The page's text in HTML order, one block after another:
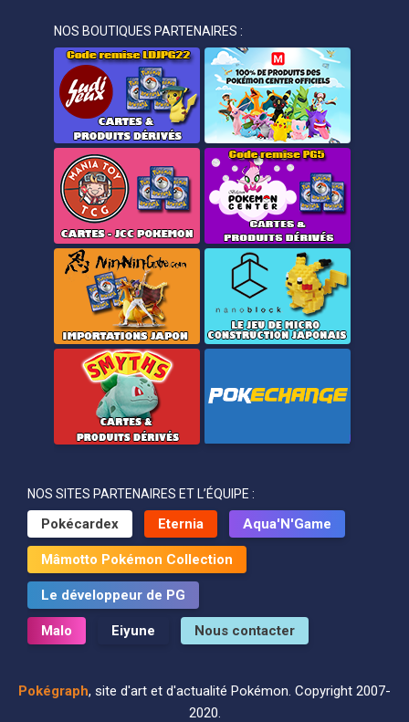
NOS BOUTIQUES PARTENAIRES :
NOS SITES PARTENAIRES ET L’ÉQUIPE :
Pokécardex Eternia Aqua'N'Game
Mâmotto Pokémon Collection
Le développeur de PG
Malo Eiyune Nous contacter
Pokégraph, site d'art et d'actualité Pokémon. Copyright 2007-
2020.